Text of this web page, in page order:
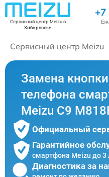
Сервисный центр Meizuв
Хабаровске
+7
Сервисный центр Meizu
Замена
телефона
Meizu C9
Официальный
Гарантийное
смартфона Meizu до 3
Диагностика за